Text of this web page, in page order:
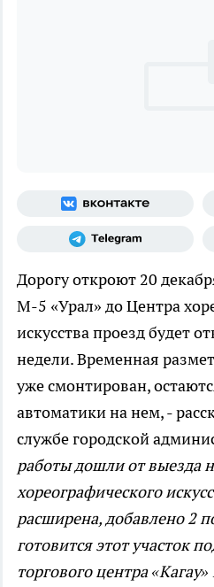
Дорогу откроют 20
М-5 «Урал» до Центра
искусства проезд будет
недели. Временная
уже смонтирован,
автоматики на нем, -
службе городской
работы дошли от выезда
хореографического
расширена, добавлено 2
готовится этот участок
торгового центра